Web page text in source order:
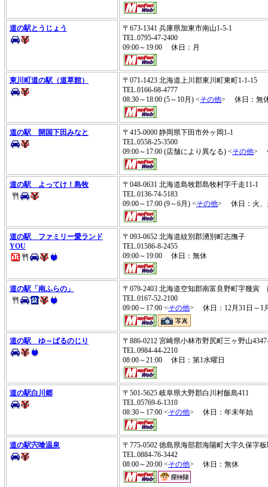
道の駅とうじょう
〒673-1341 兵庫県加東市南山1-5-1
TEL.0795-47-2400
09:00～19:00 休日：月
東川町道の駅（道草館）
〒071-1423 北海道上川郡東川町東町1-1-15
TEL.0166-68-4777
08:30～18:00 (5～10月) <その他> 休日：無
道の駅 開国下田みなと
〒415-0000 静岡県下田市外ヶ岡1-1
TEL.0558-25-3500
09:00～17:00 (店舗により異なる) <その他>
道の駅 よってけ！島牧
〒048-0631 北海道島牧郡島牧村字千走11-1
TEL.0136-74-5183
09:00～17:00 (9～6月) <その他> 休日：火、
道の駅 ファミリー愛ランド
YOU
〒093-0652 北海道紋別郡湧別町志撫子
TEL.01586-8-2455
09:00～19:00 休日：無休
道の駅「南ふらの」
〒079-2403 北海道空知郡南富良野町字幾寅
TEL.0167-52-2100
09:00～17:00 <その他> 休日：12月31日～1
道の駅 ゆ～ぱるのじり
〒886-0212 宮崎県小林市野尻町三ヶ野山
TEL.0984-44-2210
08:00～21:00 休日：第1水曜日
道の駅白川郷
〒501-5625 岐阜県大野郡白川村飯島411
TEL.05769-6-1310
08:30～17:00 <その他> 休日：年末年始
道の駅宍喰温泉
〒775-0502 徳島県海部郡海陽町大字久保字
TEL.0884-76-3442
08:00～20:00 <その他> 休日：無休